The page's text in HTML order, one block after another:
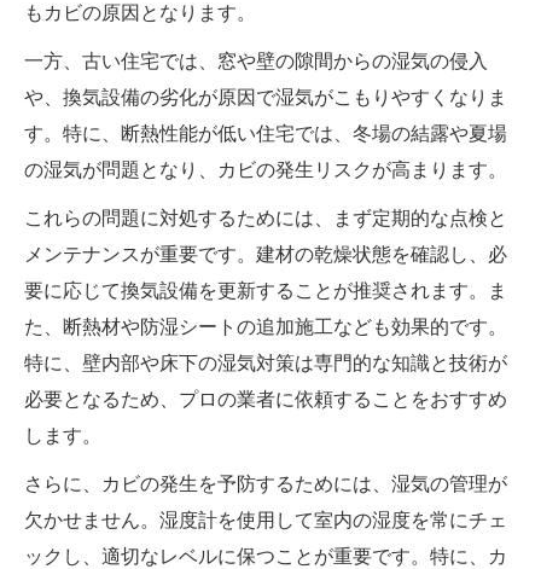
もカビの原因となります。
一方、古い住宅では、窓や壁の隙間からの湿気の侵入
や、換気設備の劣化が原因で湿気がこもりやすくなりま
す。特に、断熱性能が低い住宅では、冬場の結露や夏場
の湿気が問題となり、カビの発生リスクが高まります。
これらの問題に対処するためには、まず定期的な点検と
メンテナンスが重要です。建材の乾燥状態を確認し、必
要に応じて換気設備を更新することが推奨されます。ま
た、断熱材や防湿シートの追加施工なども効果的です。
特に、壁内部や床下の湿気対策は専門的な知識と技術が
必要となるため、プロの業者に依頼することをおすすめ
します。
さらに、カビの発生を予防するためには、湿気の管理が
欠かせません。湿度計を使用して室内の湿度を常にチェ
ックし、適切なレベルに保つことが重要です。特に、カ